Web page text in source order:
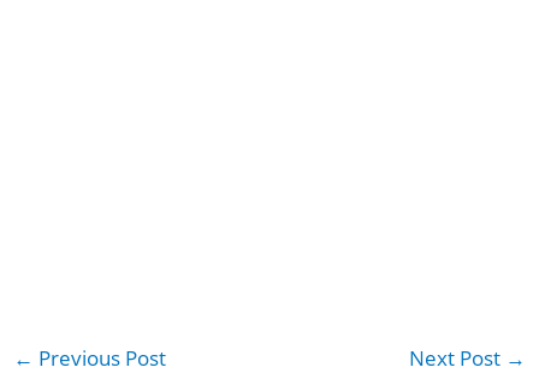
← Previous Post Next Post →